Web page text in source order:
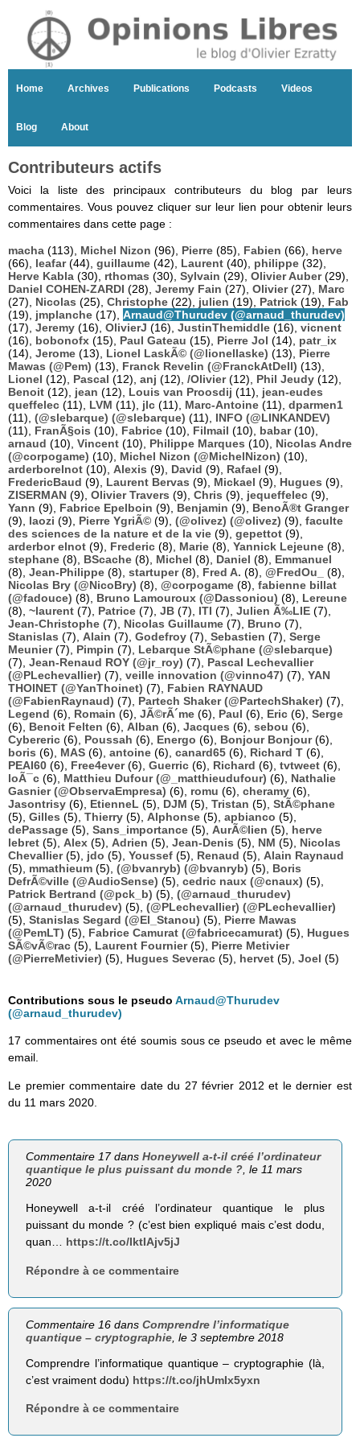
Home Archives Publications Podcasts Videos
Blog About
Contributeurs actifs
Voici la liste des principaux contributeurs du blog par leurs
commentaires. Vous pouvez cliquer sur leur lien pour obtenir leurs
commentaires dans cette page :
macha (113), Michel Nizon (96), Pierre (85), Fabien (66), herve
(66), leafar(44), guillaume (42), Laurent (40), philippe (32),
Herve Kabla (30), rthomas (30), Sylvain (29), Olivier Auber(29),
Daniel COHEN-ZARDI (28), Jeremy Fain (27), Olivier(27), Marc
(27), Nicolas (25), Christophe (22), julien (19), Patrick (19), Fab
(19), jmplanche (17), Arnaud@Thurudev (@arnaud_thurudev)
(17), Jeremy (16), OlivierJ (16), JustinThemiddle (16), vicnent
(16), bobonofx (15), Paul Gateau (15), Pierre Jol (14), patr_ix
(14), Jerome (13), Lionel LaskÃ© (@lionellaske) (13), Pierre
Mawas (@Pem) (13), Franck Revelin (@FranckAtDell) (13),
Lionel (12), Pascal (12), anj (12), /Olivier(12), Phil Jeudy (12),
Benoit (12), jean (12), Louis van Proosdij (11), jean-eudes
queffelec (11), LVM (11), jlc (11), Marc-Antoine (11), dparmen1
(11), (@slebarque) (@slebarque) (11), INFO (@LINKANDEV)
(11), FranÃ§ois (10), Fabrice (10), Filmail (10), babar(10),
arnaud (10), Vincent (10), Philippe Marques (10), Nicolas Andre
(@corpogame) (10), Michel Nizon (@MichelNizon) (10),
arderborelnot (10), Alexis (9), David (9), Rafael (9),
FredericBaud (9), Laurent Bervas (9), Mickael (9), Hugues (9),
ZISERMAN (9), Olivier Travers (9), Chris (9), jequeffelec (9),
Yann (9), Fabrice Epelboin (9), Benjamin (9), BenoÃ®t Granger
(9), laozi (9), Pierre YgriÃ© (9), (@olivez) (@olivez) (9), faculte
des sciences de la nature et de la vie (9), gepettot (9),
arderbor elnot (9), Frederic (8), Marie (8), Yannick Lejeune (8),
stephane (8), BScache (8), Michel (8), Daniel (8), Emmanuel
(8), Jean-Philippe (8), startuper(8), Fred A. (8), @FredOu_
(8),
Nicolas Bry (@NicoBry) (8), @corpogame (8), fabienne billat
(@fadouce) (8), Bruno Lamouroux (@Dassoniou) (8), Lereune
(8), ~laurent (7), Patrice (7), JB (7), ITI (7), Julien Ã‰LIE (7),
Jean-Christophe (7), Nicolas Guillaume (7), Bruno (7),
Stanislas (7), Alain (7), Godefroy (7), Sebastien (7), Serge
Meunier(7), Pimpin (7), Lebarque StÃ©phane (@slebarque)
(7), Jean-Renaud ROY (@jr_roy) (7), Pascal Lechevallier
(@PLechevallier) (7), veille innovation (@vinno47) (7), YAN
THOINET (@YanThoinet) (7), Fabien RAYNAUD
(@FabienRaynaud) (7), Partech Shaker (@PartechShaker) (7),
Legend (6), Romain (6), JÃ©rÃ´me (6), Paul (6), Eric (6), Serge
(6), Benoit Felten (6), Alban (6), Jacques (6), sebou (6),
Cybereric (6), Poussah (6), Energo (6), Bonjour Bonjour(6),
boris (6), MAS (6), antoine (6), canard65 (6), Richard T (6),
PEAI60 (6), Free4ever(6), Guerric (6), Richard (6), tvtweet (6),
loÃ¯c (6), Matthieu Dufour (@_matthieudufour) (6), Nathalie
Gasnier (@ObservaEmpresa) (6), romu (6), cheramy (6),
Jasontrisy (6), EtienneL (5), DJM (5), Tristan (5), StÃ©phane
(5), Gilles (5), Thierry (5), Alphonse (5), apbianco (5),
dePassage (5), Sans_importance (5), AurÃ©lien (5), herve
lebret (5), Alex (5), Adrien (5), Jean-Denis (5), NM (5), Nicolas
Chevallier(5), jdo (5), Youssef (5), Renaud (5), Alain Raynaud
(5), mmathieum (5), (@bvanryb) (@bvanryb) (5), Boris
DefrÃ©ville (@AudioSense) (5), cedric naux (@cnaux) (5),
Patrick Bertrand (@pck_b) (5), (@arnaud_thurudev)
(@arnaud_thurudev) (5), (@PLechevallier) (@PLechevallier)
(5), Stanislas Segard (@El_Stanou) (5), Pierre Mawas
(@PemLT) (5), Fabrice Camurat (@fabricecamurat) (5), Hugues
SÃ©vÃ©rac (5), Laurent Fournier(5), Pierre Metivier
(@PierreMetivier) (5), Hugues Severac (5), hervet (5), Joel (5)
Contributions sous le pseudo Arnaud@Thurudev
(@arnaud_thurudev)
17 commentaires ont été soumis sous ce pseudo et avec le même
email.
Le premier commentaire date du 27 février 2012 et le dernier est
du 11 mars 2020.
Commentaire 17 dansHoneywell a-t-il créé l’ordinateur
quantique le plus puissant du monde ?, le 11 mars
2020
Honeywell a-t-il créé l’ordinateur quantique le plus
puissant du monde ? (c’est bien expliqué mais c’est dodu,
quan… https://t.co/IktIAjv5jJ
Répondre à ce commentaire
Commentaire 16 dansComprendre l’informatique
quantique – cryptographie , le 3 septembre 2018
Comprendre l’informatique quantique – cryptographie (là,
c’est vraiment dodu) https://t.co/jhUmIx5yxn
Répondre à ce commentaire